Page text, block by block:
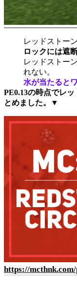
レッドストー
ロックには遮
レッドストー
れない。
水が当たると
PE0.13の時点でレ
とめました。▼
https://